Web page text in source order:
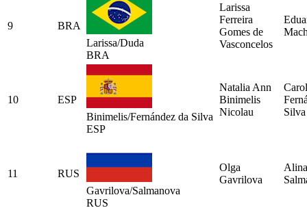
9
BRA
Larissa/Duda
BRA
Larissa
Ferreira
Gomes de
Vasconcelos
10
ESP
Binimelis/Fernández da Silva
ESP
Natalia Ann
Binimelis
Nicolau
Silva
11
RUS
Gavrilova/Salmanova
RUS
Olga
Gavrilova
Alina